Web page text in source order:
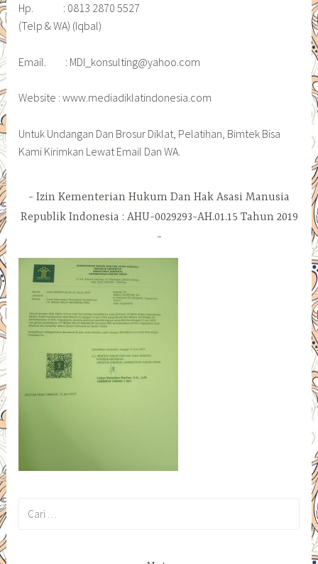
Hp. : 0813 2870 5527
(Telp & WA) (Iqbal)
Email. : MDI_konsulting@yahoo.com
Website : www.mediadiklatindonesia.com
Untuk Undangan Dan Brosur Diklat, Pelatihan, Bimtek Bisa
Kami Kirimkan Lewat Email Dan WA.
Izin Kementerian Hukum Dan Hak Asasi Manusia
Republik Indonesia : AHU-0029293-AH.01.15 Tahun 2019